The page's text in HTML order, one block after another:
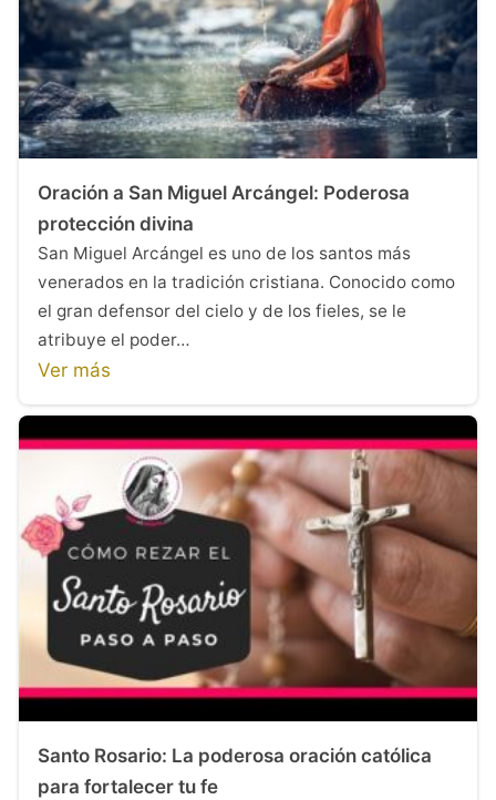
Oración a San Miguel Arcángel: Poderosa
protección divina
San Miguel Arcángel es uno de los santos más
venerados en la tradición cristiana. Conocido como
el gran defensor del cielo y de los fieles, se le
atribuye el poder…
Ver más
Santo Rosario: La poderosa oración católica
para fortalecer tu fe